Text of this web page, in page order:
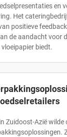
en
Het
positieve
de aandacht voor
vloeipapier biedt.
Zuidoost-Azië wilde